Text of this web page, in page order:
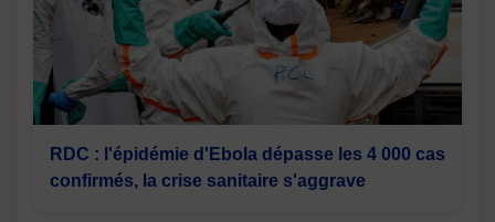
RDC : l'épidémie d'Ebola dépasse les 4 000 cas
confirmés, la crise sanitaire s'aggrave